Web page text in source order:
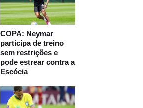
COPA: Neymar
participa de treino
sem restrições e
pode estrear contra a
Escócia